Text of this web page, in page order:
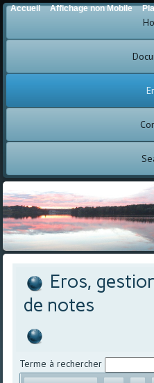
Eros,
de notes
Terme à rechercher
Accueil Affichage non Mobile